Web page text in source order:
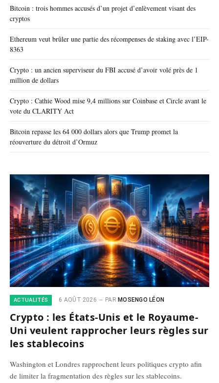
Bitcoin : trois hommes accusés d’un projet d’enlèvement visant des
cryptos
Ethereum veut brûler une partie des récompenses de staking avec l’EIP-
8363
Crypto : un ancien superviseur du FBI accusé d’avoir volé près de 1
million de dollars
Crypto : Cathie Wood mise 9,4 millions sur Coinbase et Circle avant le
vote du CLARITY Act
Bitcoin repasse les 64 000 dollars alors que Trump promet la
réouverture du détroit d’Ormuz
ACTUALITÉS 6 AOÛT 2026 PAR MOSENGO LÉON
Crypto : les États-Unis et le Royaume-
Uni veulent rapprocher leurs règles sur
les stablecoins
Washington et Londres rapprochent leurs politiques crypto afin
de limiter la fragmentation des règles sur les stablecoins.